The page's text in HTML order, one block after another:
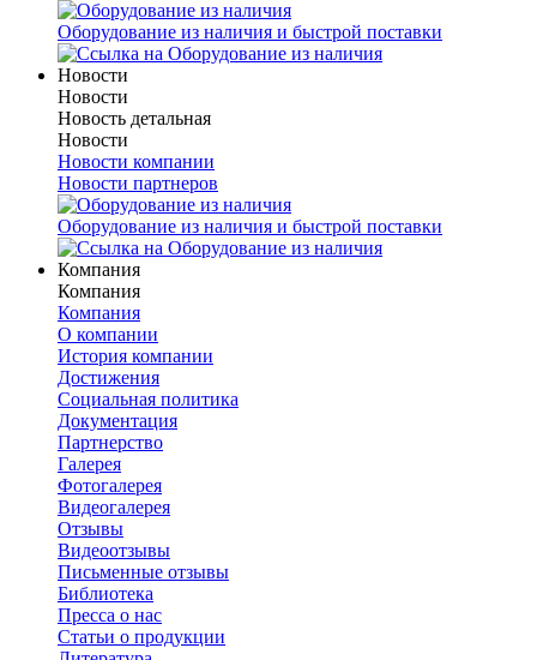
Оборудование из наличия и быстрой поставки
Новости
Новости
Новость детальная
Новости
Новости компании
Новости партнеров
Оборудование из наличия и быстрой поставки
Компания
Компания
Компания
О компании
История компании
Достижения
Социальная политика
Документация
Партнерство
Галерея
Фотогалерея
Видеогалерея
Отзывы
Видеоотзывы
Письменные отзывы
Библиотека
Пресса о нас
Статьи о продукции